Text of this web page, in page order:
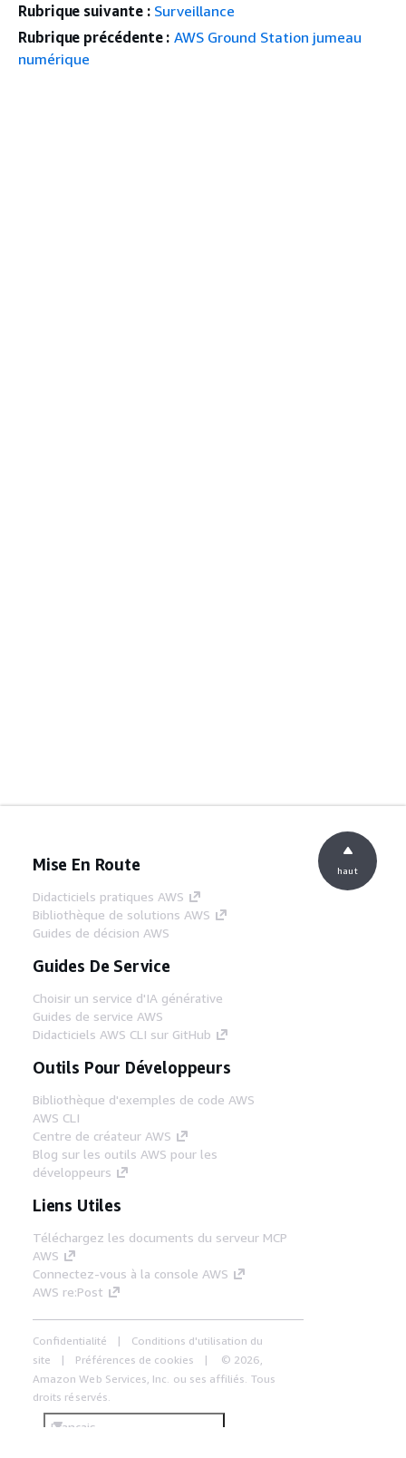
Rubrique suivante : Surveillance
Rubrique précédente : AWS Ground Station jumeau
numérique
Mise En Route
Didacticiels pratiques AWS
Bibliothèque de solutions AWS
Guides de décision AWS
Guides De Service
Choisir un service d'IA générative
Guides de service AWS
Didacticiels AWS CLI sur GitHub
Outils Pour Développeurs
Bibliothèque d'exemples de code AWS
AWS CLI
Centre de créateur AWS
Blog sur les outils AWS pour les
développeurs
Liens Utiles
Téléchargez les documents du serveur MCP
AWS
Connectez-vous à la console AWS
AWS re:Post
Confidentialité
Conditions d'utilisation du
site
Préférences de cookies
© 2026,
Amazon Web Services, Inc. ou ses affiliés. Tous
droits réservés.
Français
haut